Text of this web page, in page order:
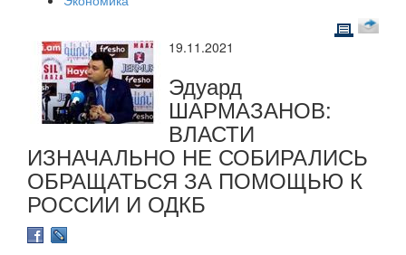
19.11.2021
Эдуард
ШАРМАЗАНОВ:
ВЛАСТИ
ИЗНАЧАЛЬНО НЕ СОБИРАЛИСЬ
ОБРАЩАТЬСЯ ЗА ПОМОЩЬЮ К
РОССИИ И ОДКБ